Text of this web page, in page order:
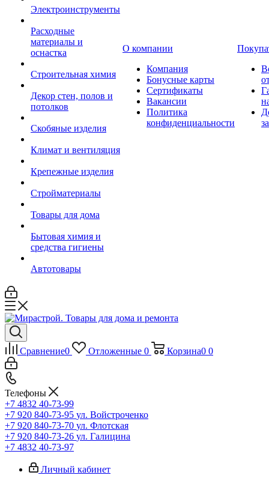
Электроинструменты
Расходные
материалы и
оснастка
Строительная химия
Декор стен, полов и
потолков
Скобяные изделия
Климат и вентиляция
Крепежные изделия
Стройматериалы
Товары для дома
Бытовая химия и
средства гигиены
Автотовары
О компании
Компания
Бонусные карты
Сертификаты
Вакансии
Политика
конфиденциальности
Сравнение0 Отложенные 0 Корзина0 0
Телефоны
+7 4832 40-73-99
+7 920 840-73-95 ул. Войстроченко
+7 920 840-73-70 ул. Флотская
+7 920 840-73-26 ул. Галицина
+7 4832 40-73-97
Личный кабинет